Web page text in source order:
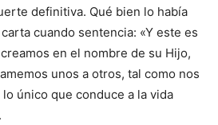
definitiva. Qué bien lo había
cuando sentencia: «Y este es
en el nombre de su Hijo,
unos a otros, tal como nos
único que conduce a la vida